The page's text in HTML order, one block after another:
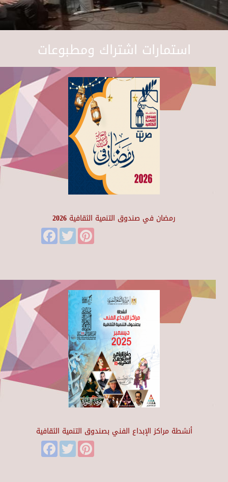
استمارات اشتراك ومطبوعات
رمضان في صندوق التنمية الثقافية 2026
FacebookTwitter
أنشطة مراكز الإبداع الفني بصندوق التنمية الثقافية
FacebookTwitter